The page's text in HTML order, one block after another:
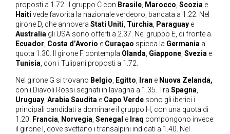
proposti a 1.72. Il gruppo C con Brasile, Marocco, Scozia e
Haiti vede favorita la nazionale verdeoro, bancata a 1.22. Nel
girone D, che annovera Stati Uniti, Turchia, Paraguay e
Australia gli USA sono offerti a 2.37. Nel gruppo E, di fronte a
Ecuador, Costa d’Avorio e Curaçao spicca la Germania a
quota 1.30. Il girone F contempla Olanda, Giappone, Svezia e
Tunisia, con i Tulipani proposti a 1.72.
Nel girone G si trovano Belgio, Egitto, Iran e Nuova Zelanda,
con i Diavoli Rossi segnati in lavagna a 1.35. Tra Spagna,
Uruguay, Arabia Saudita e Capo Verde sono gli iberici i
principali candidati a dominare il gruppo H, con una quota di
1.20. Francia, Norvegia, Senegal e Iraq compongono invece
il girone I, dove svettano i transalpini indicati a 1.40. Nel